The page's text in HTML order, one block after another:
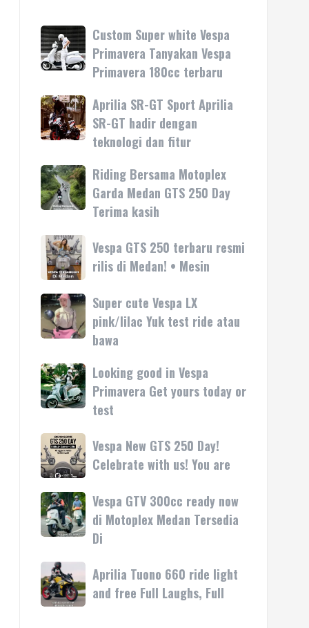
Custom
Super
white
Primavera
Tanyakan
Vespa
180cc
terbaru
Custom Super white Vespa
Primavera Tanyakan Vespa
Primavera 180cc terbaru
Aprilia
SR-
GT
Aprilia
SR-
GT
dengan
teknologi
dan
Aprilia SR-GT Sport Aprilia
SR-GT hadir dengan
teknologi dan fitur
Riding
Bersama
Motoplex
Medan
GTS
250
Terima
kasih
Riding Bersama Motoplex
Garda Medan GTS 250 Day
Terima kasih
Vespa
GTS
250
terbaru
resmi
rilis
di
•
Mesin
Vespa GTS 250 terbaru resmi
rilis di Medan! • Mesin
Super
cute
Vespa
pink/lilac
Yuk
test
atau
bawa
Super cute Vespa LX
pink/lilac Yuk test ride atau
bawa
Looking
good
in
Primavera
Get
yours
or
test
Looking good in Vespa
Primavera Get yours today or
test
Vespa
New
GTS
250
Day!
Celebrate
with
You
are
Vespa New GTS 250 Day!
Celebrate with us! You are
Vespa
GTV
300cc
now
di
Motoplex
Vespa GTV 300cc ready now
di Motoplex Medan Tersedia
Di
Aprilia
Tuono
660
Aprilia Tuono 660 ride light
and free Full Laughs, Full